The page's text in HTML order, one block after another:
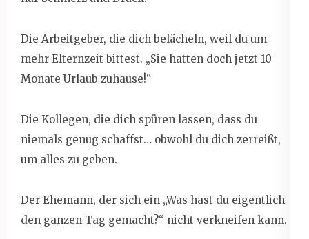
Die Arbeitgeber, die dich belächeln, weil du um
mehr Elternzeit bittest. „Sie hatten doch jetzt 10
Monate Urlaub zuhause!“
Die Kollegen, die dich spüren lassen, dass du
niemals genug schaffst… obwohl du dich zerreißt,
um alles zu geben.
Der Ehemann, der sich ein „Was hast du eigentlich
den ganzen Tag gemacht?“ nicht verkneifen kann.